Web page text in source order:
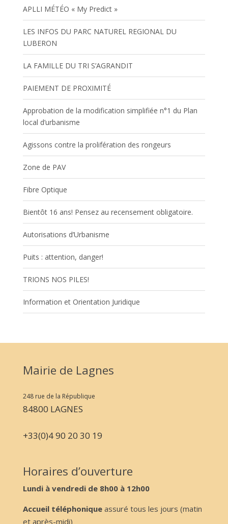
APLLI MÉTÉO « My Predict »
LES INFOS DU PARC NATUREL REGIONAL DU
LUBERON
LA FAMILLE DU TRI S’AGRANDIT
PAIEMENT DE PROXIMITÉ
Approbation de la modification simplifiée n°1 du Plan
local d’urbanisme
Agissons contre la prolifération des rongeurs
Zone de PAV
Fibre Optique
Bientôt 16 ans! Pensez au recensement obligatoire.
Autorisations d’Urbanisme
Puits : attention, danger!
TRIONS NOS PILES!
Information et Orientation Juridique
Mairie de Lagnes
248 rue de la République
84800 LAGNES
+33(0)4 90 20 30 19
Horaires d’ouverture
Lundi à vendredi de 8h00 à 12h00
Accueil téléphoniqueassuré tous les jours (matin
et après-midi)